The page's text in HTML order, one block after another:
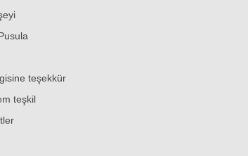
teşekkür
teşkil